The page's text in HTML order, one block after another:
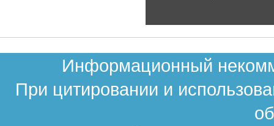
Информационный
При цитировании и